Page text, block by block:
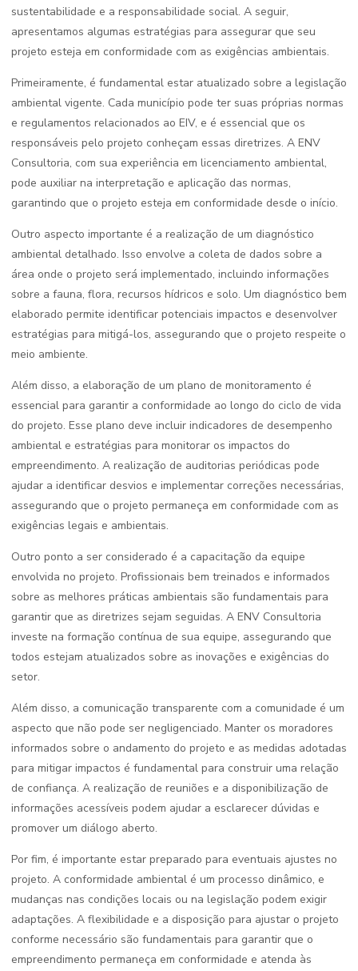
sustentabilidade e a responsabilidade social. A seguir,
apresentamos algumas estratégias para assegurar que seu
projeto esteja em conformidade com as exigências ambientais.
Primeiramente, é fundamental estar atualizado sobre a legislação
ambiental vigente. Cada município pode ter suas próprias normas
e regulamentos relacionados ao EIV, e é essencial que os
responsáveis pelo projeto conheçam essas diretrizes. A ENV
Consultoria, com sua experiência em licenciamento ambiental,
pode auxiliar na interpretação e aplicação das normas,
garantindo que o projeto esteja em conformidade desde o início.
Outro aspecto importante é a realização de um diagnóstico
ambiental detalhado. Isso envolve a coleta de dados sobre a
área onde o projeto será implementado, incluindo informações
sobre a fauna, flora, recursos hídricos e solo. Um diagnóstico bem
elaborado permite identificar potenciais impactos e desenvolver
estratégias para mitigá-los, assegurando que o projeto respeite o
meio ambiente.
Além disso, a elaboração de um plano de monitoramento é
essencial para garantir a conformidade ao longo do ciclo de vida
do projeto. Esse plano deve incluir indicadores de desempenho
ambiental e estratégias para monitorar os impactos do
empreendimento. A realização de auditorias periódicas pode
ajudar a identificar desvios e implementar correções necessárias,
assegurando que o projeto permaneça em conformidade com as
exigências legais e ambientais.
Outro ponto a ser considerado é a capacitação da equipe
envolvida no projeto. Profissionais bem treinados e informados
sobre as melhores práticas ambientais são fundamentais para
garantir que as diretrizes sejam seguidas. A ENV Consultoria
investe na formação contínua de sua equipe, assegurando que
todos estejam atualizados sobre as inovações e exigências do
setor.
Além disso, a comunicação transparente com a comunidade é um
aspecto que não pode ser negligenciado. Manter os moradores
informados sobre o andamento do projeto e as medidas adotadas
para mitigar impactos é fundamental para construir uma relação
de confiança. A realização de reuniões e a disponibilização de
informações acessíveis podem ajudar a esclarecer dúvidas e
promover um diálogo aberto.
Por fim, é importante estar preparado para eventuais ajustes no
projeto. A conformidade ambiental é um processo dinâmico, e
mudanças nas condições locais ou na legislação podem exigir
adaptações. A flexibilidade e a disposição para ajustar o projeto
conforme necessário são fundamentais para garantir que o
empreendimento permaneça em conformidade e atenda às